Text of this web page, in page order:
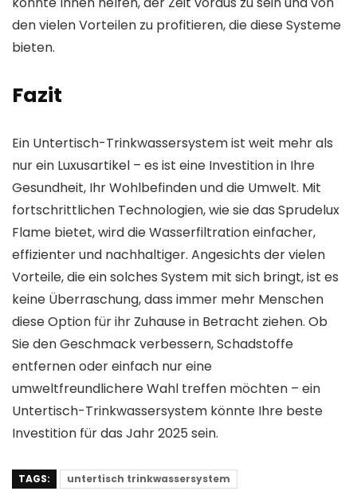
den vielen Vorteilen zu profitieren, die diese Systeme
bieten.
Fazit
Ein Untertisch-Trinkwassersystem ist weit mehr als
nur ein Luxusartikel – es ist eine Investition in Ihre
Gesundheit, Ihr Wohlbefinden und die Umwelt. Mit
fortschrittlichen Technologien, wie sie das Sprudelux
Flame bietet, wird die Wasserfiltration einfacher,
effizienter und nachhaltiger. Angesichts der vielen
Vorteile, die ein solches System mit sich bringt, ist es
keine Überraschung, dass immer mehr Menschen
diese Option für ihr Zuhause in Betracht ziehen. Ob
Sie den Geschmack verbessern, Schadstoffe
entfernen oder einfach nur eine
umweltfreundlichere Wahl treffen möchten – ein
Untertisch-Trinkwassersystem könnte Ihre beste
Investition für das Jahr 2025 sein.
TAGS: untertisch trinkwassersystem